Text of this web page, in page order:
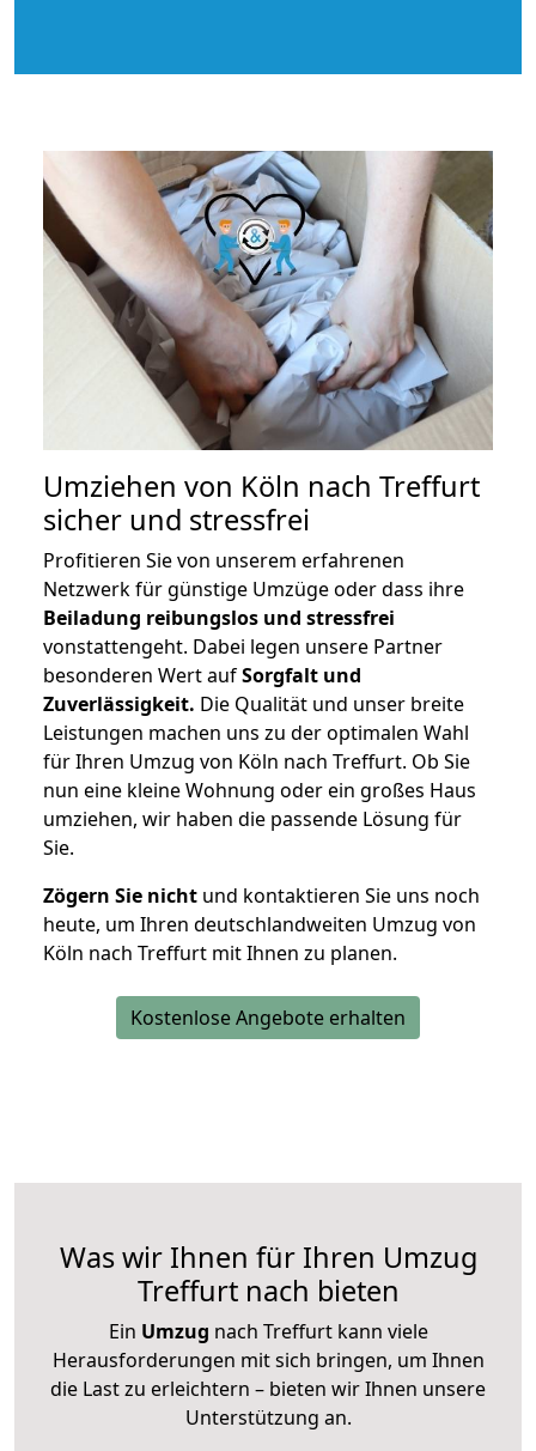
Umziehen von Köln nach Treffurt
sicher und stressfrei
Profitieren Sie von unserem erfahrenen
Netzwerk für günstige Umzüge oder dass ihre
Beiladung reibungslos und stressfrei
vonstattengeht. Dabei legen unsere Partner
besonderen Wert aufSorgfalt und
Zuverlässigkeit. Die Qualität und unser breite
Leistungen machen uns zu der optimalen Wahl
für Ihren Umzug von Köln nach Treffurt. Ob Sie
nun eine kleine Wohnung oder ein großes Haus
umziehen, wir haben die passende Lösung für
Sie.
Zögern Sie nicht und kontaktieren Sie uns noch
heute, um Ihren deutschlandweiten Umzug von
Köln nach Treffurt mit Ihnen zu planen.
Kostenlose Angebote erhalten
Was wir Ihnen für Ihren Umzug
Treffurt nach bieten
Ein Umzug nach Treffurt kann viele
Herausforderungen mit sich bringen, um Ihnen
die Last zu erleichtern – bieten wir Ihnen unsere
Unterstützung an.